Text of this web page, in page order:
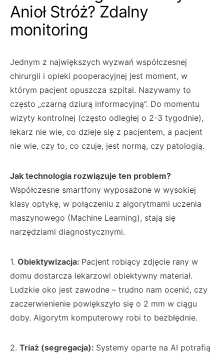
Anioł Stróż? Zdalny
monitoring
Jednym z największych wyzwań współczesnej
chirurgii i opieki pooperacyjnej jest moment, w
którym pacjent opuszcza szpital. Nazywamy to
często „czarną dziurą informacyjną”. Do momentu
wizyty kontrolnej (często odległej o 2-3 tygodnie),
lekarz nie wie, co dzieje się z pacjentem, a pacjent
nie wie, czy to, co czuje, jest normą, czy patologią.
Jak technologia rozwiązuje ten problem?
Współczesne smartfony wyposażone w wysokiej
klasy optykę, w połączeniu z algorytmami uczenia
maszynowego (Machine Learning), stają się
narzędziami diagnostycznymi.
1. Obiektywizacja: Pacjent robiący zdjęcie rany w
domu dostarcza lekarzowi obiektywny materiał.
Ludzkie oko jest zawodne – trudno nam ocenić, czy
zaczerwienienie powiększyło się o 2 mm w ciągu
doby. Algorytm komputerowy robi to bezbłędnie.
2. Triaż (segregacja): Systemy oparte na AI potrafią